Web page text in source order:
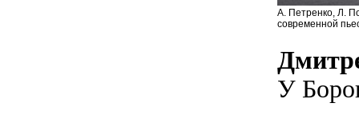
А. Петренко, Л.
современной
У